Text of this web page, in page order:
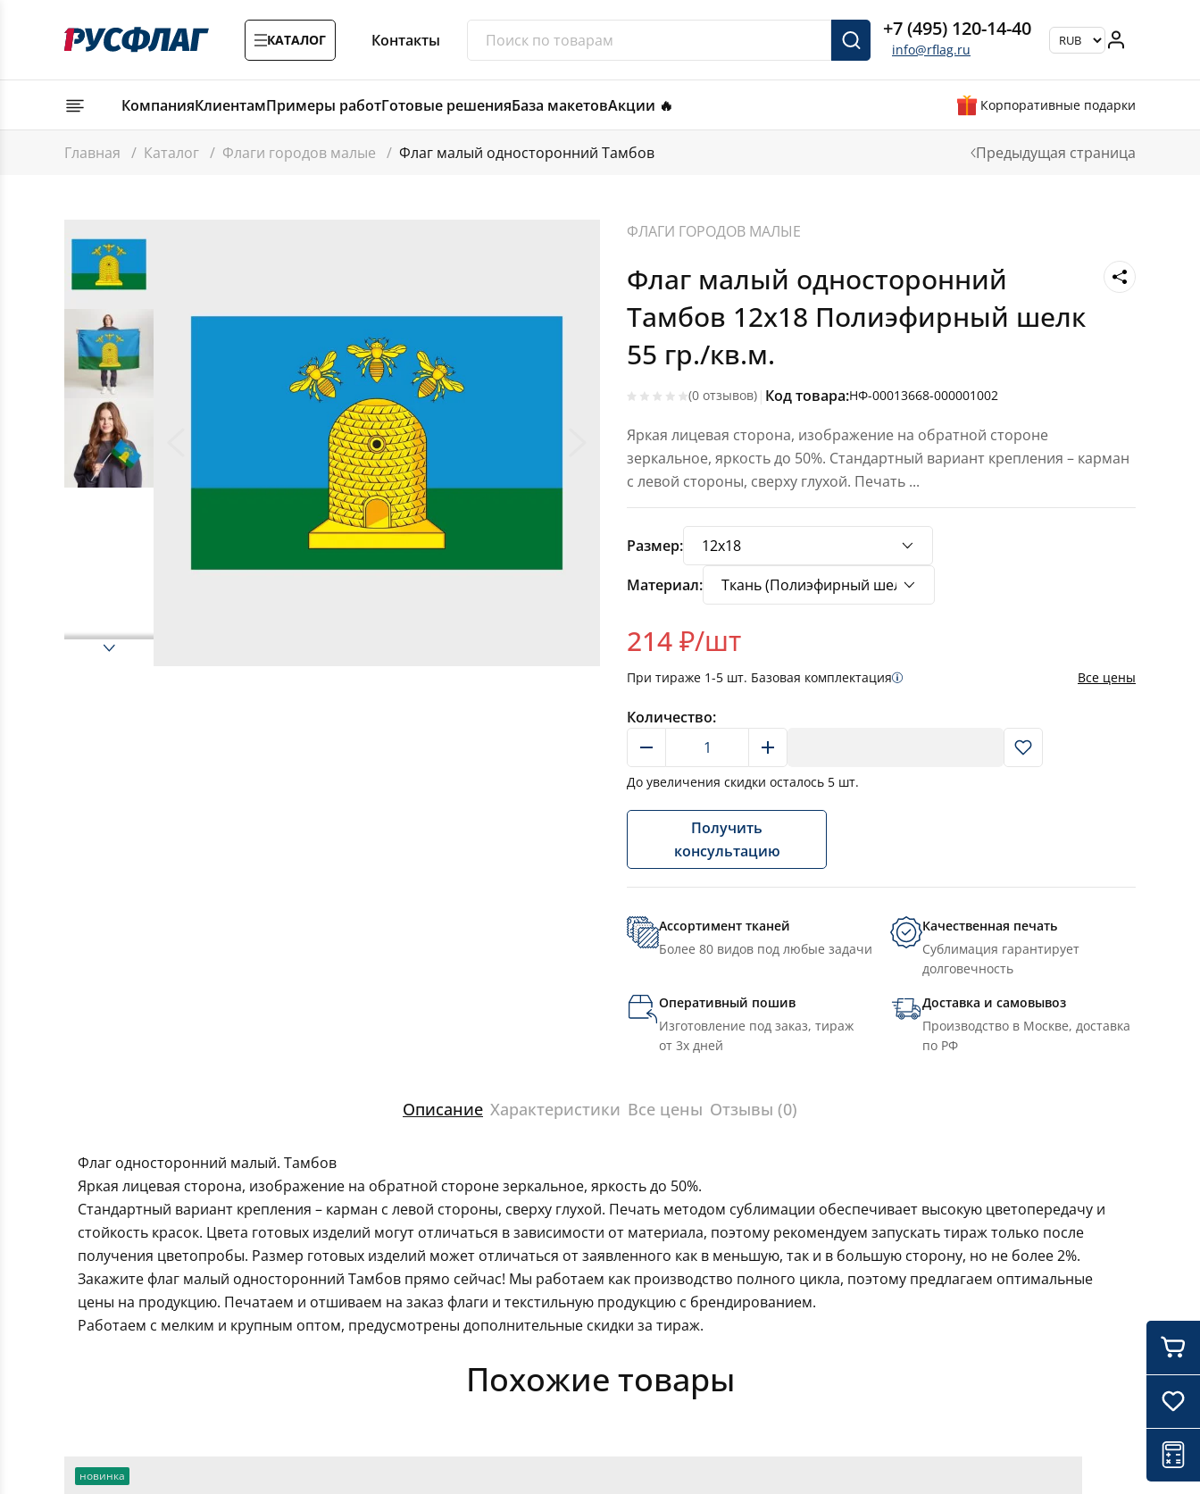
КАТАЛОГ Контакты +7 (495) 120-14-40
info@rflag.ru
КомпанияКлиентамПримеры работГотовые решенияБаза макетовАкции 🔥 Корпоративные подарки
Главная / Каталог / Флаги городов малые / Флаг малый односторонний Тамбов Предыдущая страница
ФЛАГИ ГОРОДОВ МАЛЫЕ
Флаг малый односторонний
Тамбов 12х18 Полиэфирный шелк
55 гр./кв.м.
(0 отзывов) | Код товара:НФ-00013668-000001002
Яркая лицевая сторона, изображение на обратной стороне
зеркальное, яркость до 50%. Стандартный вариант крепления – карман
с левой стороны, сверху глухой. Печать ...
Размер:
Материал:
214₽/шт
При тираже 1-5 шт. Базовая комплектация Все цены
Количество:
До увеличения скидки осталось 5 шт.
Получить
консультацию
Ассортимент тканей
Более 80 видов под любые задачи
Качественная печать
Сублимация гарантирует
долговечность
Оперативный пошив
Изготовление под заказ, тираж
от 3х дней
Доставка и самовывоз
Производство в Москве, доставка
по РФ
Описание Характеристики Все цены Отзывы (0)
Флаг односторонний малый. Тамбов
Яркая лицевая сторона, изображение на обратной стороне зеркальное, яркость до 50%.
Стандартный вариант крепления – карман с левой стороны, сверху глухой. Печать методом сублимации обеспечивает высокую цветопередачу и
стойкость красок. Цвета готовых изделий могут отличаться в зависимости от материала, поэтому рекомендуем запускать тираж только после
получения цветопробы. Размер готовых изделий может отличаться от заявленного как в меньшую, так и в большую сторону, но не более 2%.
Закажите флаг малый односторонний Тамбов прямо сейчас! Мы работаем как производство полного цикла, поэтому предлагаем оптимальные
цены на продукцию. Печатаем и отшиваем на заказ флаги и текстильную продукцию с брендированием.
Работаем с мелким и крупным оптом, предусмотрены дополнительные скидки за тираж.
Похожие товары
новинка